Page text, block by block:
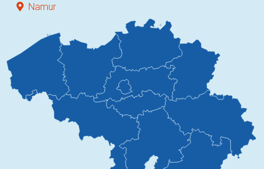
Namur